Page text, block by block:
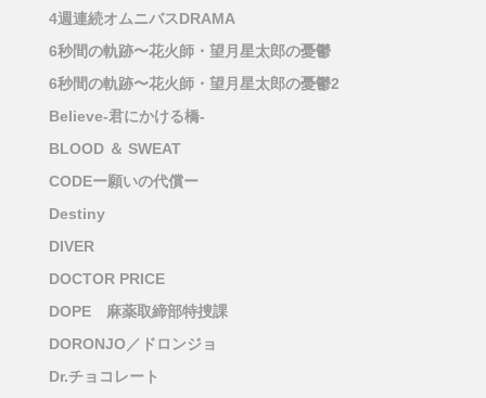
4週連続オムニバスDRAMA
6秒間の軌跡〜花火師・望月星太郎の憂鬱
6秒間の軌跡〜花火師・望月星太郎の憂鬱2
Believe-君にかける橋-
BLOOD ＆ SWEAT
CODEー願いの代償ー
Destiny
DIVER
DOCTOR PRICE
DOPE 麻薬取締部特捜課
DORONJO／ドロンジョ
Dr.チョコレート